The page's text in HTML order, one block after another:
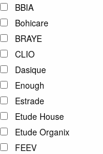
BBIA
Bohicare
BRAYE
CLIO
Dasique
Enough
Estrade
Etude House
Etude Organix
FEEV